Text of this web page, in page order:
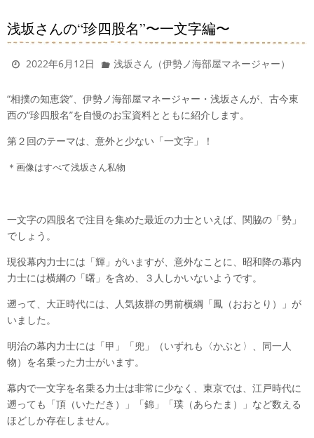
浅坂さんの“珍四股名”〜一文字編〜
2022年6月12日 浅坂さん（伊勢ノ海部屋マネージャー）
“相撲の知恵袋”、伊勢ノ海部屋マネージャー・浅坂さんが、古今東
西の“珍四股名”を自慢のお宝資料とともに紹介します。
第２回のテーマは、意外と少ない「一文字」！
＊画像はすべて浅坂さん私物
一文字の四股名で注目を集めた最近の力士といえば、関脇の「勢」
でしょう。
現役幕内力士には「輝」がいますが、意外なことに、昭和降の幕内
力士には横綱の「曙」を含め、３人しかいないようです。
遡って、大正時代には、人気抜群の男前横綱「鳳（おおとり）」が
いました。
明治の幕内力士には「甲」「兜」（いずれも〈かぶと〉、同一人
物）を名乗った力士がいます。
幕内で一文字を名乗る力士は非常に少なく、東京では、江戸時代に
遡っても「頂（いただき）」「錦」「璞（あらたま）」など数える
ほどしか存在しません。